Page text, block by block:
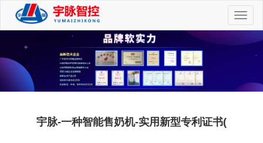
切
换
宇脉-一种智能售奶机-实用新型专利证书(